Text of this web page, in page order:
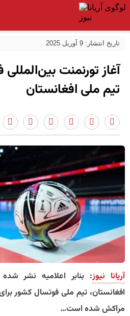
تاریخ انتشار: 9 آوریل 2025
آغاز تورنمنت
تیم ملی افغانستان
آریانا نیوز: بنابر اعلامیه نشر
افغانستان، تیم ملی فوتسال کشور
مراکش شده است…